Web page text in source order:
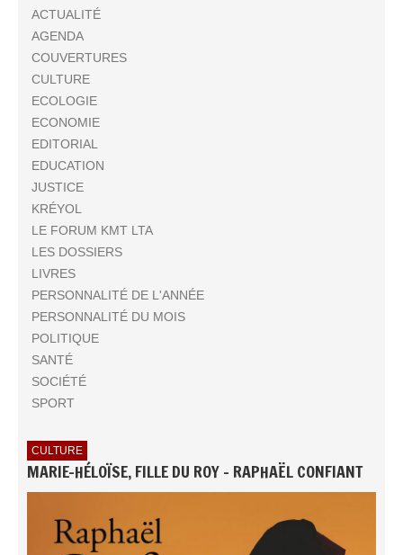
ACTUALITÉ
AGENDA
COUVERTURES
CULTURE
ECOLOGIE
ECONOMIE
EDITORIAL
EDUCATION
JUSTICE
KRÉYOL
LE FORUM KMT LTA
LES DOSSIERS
LIVRES
PERSONNALITÉ DE L'ANNÉE
PERSONNALITÉ DU MOIS
POLITIQUE
SANTÉ
SOCIÉTÉ
SPORT
CULTURE
MARIE-HÉLOÏSE, FILLE DU ROY - RAPHAËL CONFIANT